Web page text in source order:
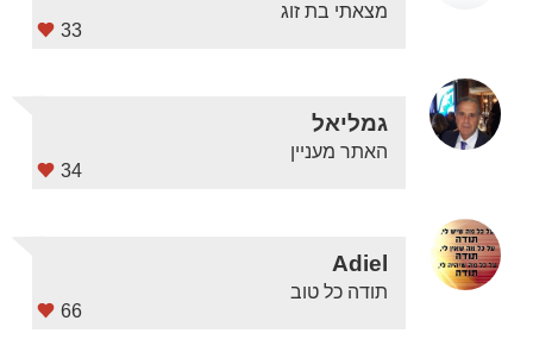
33
מצאתי בת זוג
34
גמליאל
האתר מעניין
66
Adiel
תודה כל טוב